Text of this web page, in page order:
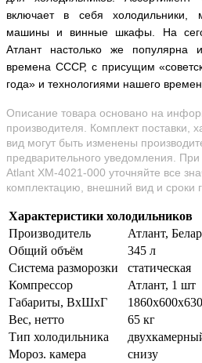
включает в себя холодильники,
машины и винные шкафы. На
Атлант настолько же популярна
времена СССР, с присущим
года» и технологиями нашего
Описание товара основано на
производителя. Комплект поставки,
вид могут быть изменены
предварительного уведомления. При
Atlant ХМ-4021-000 уточняйте все
комплектацию, внешний вид и сроки
Характеристики холодильников
Производитель
Атлант,
Общий объём
345 л
Система разморозки
статическая
Компрессор
Атлант, 1 шт
Габариты, ВхШхГ
Вес, нетто
65 кг
Тип холодильника
Мороз. камера
снизу